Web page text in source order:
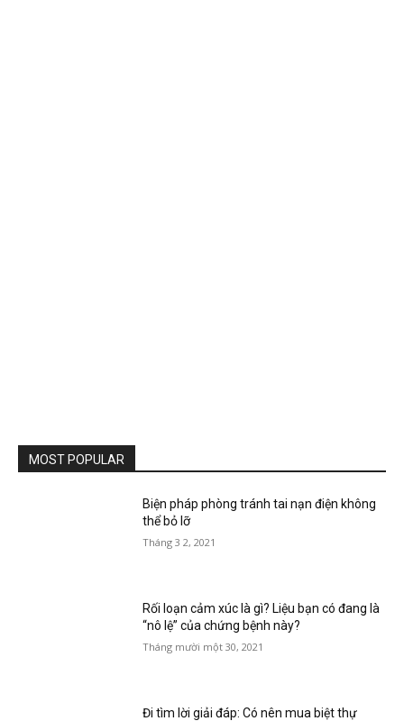
MOST POPULAR
Biện pháp phòng tránh tai nạn điện không
thể bỏ lỡ
Tháng 3 2, 2021
Rối loạn cảm xúc là gì? Liệu bạn có đang là
“nô lệ” của chứng bệnh này?
Tháng mười một 30, 2021
Đi tìm lời giải đáp: Có nên mua biệt thự